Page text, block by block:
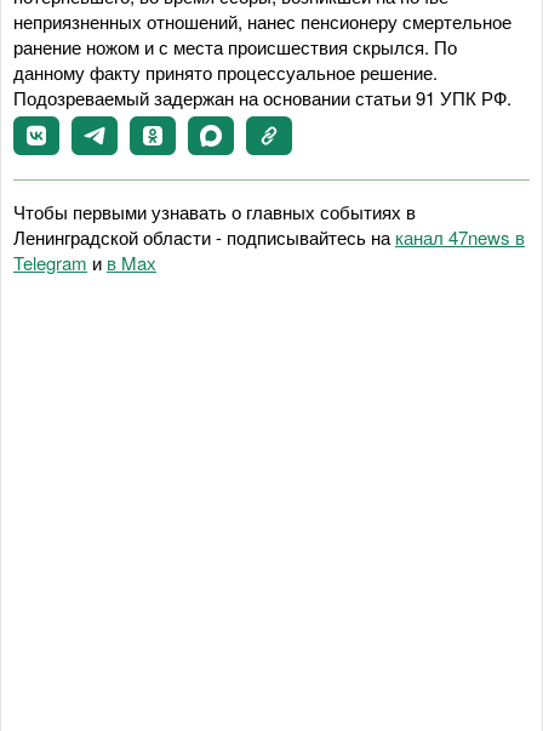
неприязненных отношений, нанес пенсионеру смертельное
ранение ножом и с места происшествия скрылся. По
данному факту принято процессуальное решение.
Подозреваемый задержан на основании статьи 91 УПК РФ.
Чтобы первыми узнавать о главных событиях в
Ленинградской области - подписывайтесь на канал 47news в
Telegram и в Maх